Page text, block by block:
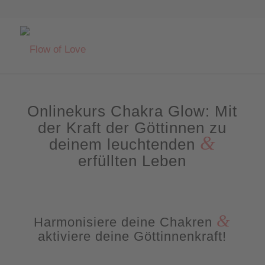
Onlinekurs Chakra Glow: Mit
der Kraft der Göttinnen zu
deinem leuchtenden &
erfüllten Leben
Harmonisiere deine Chakren &
aktiviere deine Göttinnenkraft!